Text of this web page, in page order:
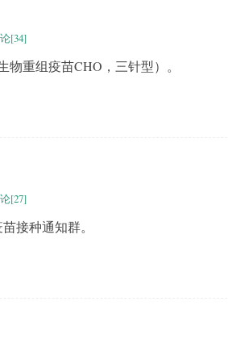
[34]
重组疫苗CHO，三针型）。
[27]
接种通知群。